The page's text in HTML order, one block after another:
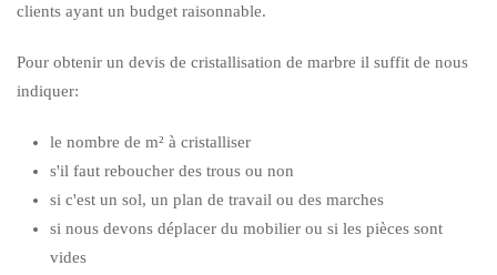
clients ayant un budget raisonnable.
Pour obtenir un devis de cristallisation de marbre il suffit de nous
indiquer:
le nombre de m² à cristalliser
s'il faut reboucher des trous ou non
si c'est un sol, un plan de travail ou des marches
si nous devons déplacer du mobilier ou si les pièces sont
vides